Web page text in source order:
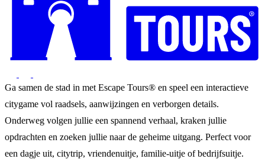
Ga samen de stad in met Escape Tours® en speel een interactieve
citygame vol raadsels, aanwijzingen en verborgen details.
Onderweg volgen jullie een spannend verhaal, kraken jullie
opdrachten en zoeken jullie naar de geheime uitgang. Perfect voor
een dagje uit, citytrip, vriendenuitje, familie-uitje of bedrijfsuitje.